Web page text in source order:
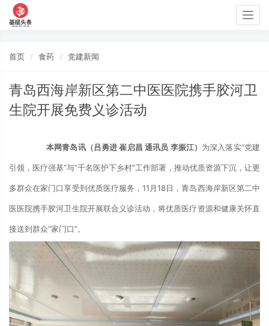
首页 食药 党建新闻
青岛西海岸新区第二中医医院携手胶河卫
生院开展免费义诊活动
本网青岛讯（吕勇进 崔启昌 通讯员 李振江） 为深入落实“党建
引领，医疗强基”与“千名医护下乡村”工作部署，推动优质资源下沉，让更
多群众在家门口享受到优质医疗服务，11月18日，青岛西海岸新区第二中
医医院携手胶河卫生院开展联合义诊活动，将优质医疗资源和健康关怀直
接送到群众“家门口”。